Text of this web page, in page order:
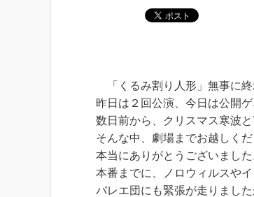
「くるみ割り人形」無事に終
昨日は２回公演、今日は公開
数日前から、クリスマス寒波
そんな中、劇場までお越しく
本当にありがとうございました
本番までに、ノロウィルスや
バレエ団にも緊張が走りまし